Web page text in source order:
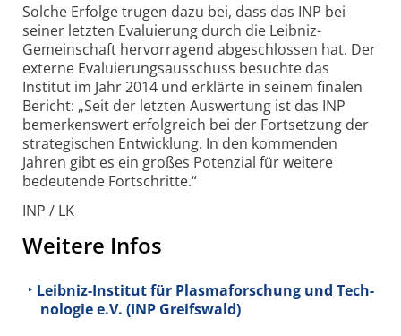
Solche Erfolge trugen dazu bei, dass das INP bei
seiner letzten Evaluierung durch die Leibniz-
Gemeinschaft hervorragend abgeschlossen hat. Der
externe Eva­luierungs­aus­schuss besuchte das
Institut im Jahr 2014 und erklärte in seinem finalen
Bericht: „Seit der letzten Aus­wertung ist das INP
bemerkens­wert erfolg­reich bei der Fort­setzung der
strate­gischen Entwicklung. In den kommenden
Jahren gibt es ein großes Potenzial für weitere
bedeutende Fort­schritte.“
INP / LK
Weitere Infos
Leib­niz-In­sti­tut für Plas­ma­for­schung und Tech­
no­lo­gie e.V. (INP Greifswald)